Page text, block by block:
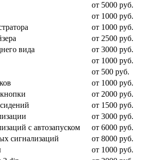
от 5000 руб.
от 1000 руб.
от 1000 руб.
от 2500 руб.
вида
от 3000 руб.
от 1000 руб.
от 500 руб.
от 1000 руб.
от 2000 руб.
от 1500 руб.
от 3000 руб.
с автозапуском
от 6000 руб.
сигнализаций
от 8000 руб.
от 1000 руб.